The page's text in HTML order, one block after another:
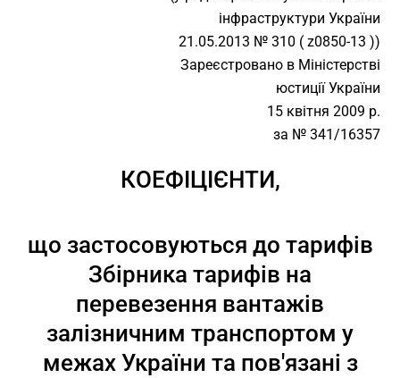
інфраструктури України
21.05.2013 № 310 ( z0850-13 ))
Зареєстровано в Міністерстві
юстиції України
15 квітня 2009 р.
за № 341/16357
КОЕФІЦІЄНТИ,
що застосовуються до тарифів
Збірника тарифів на
перевезення вантажів
залізничним транспортом у
межах України та пов'язані з